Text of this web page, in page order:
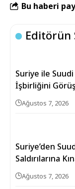
Bu haberi
Editörün
Suriye ile
İşbirliğini
Ağustos 7, 2026
Suriye’den
Saldırılarına
Ağustos 7, 2026